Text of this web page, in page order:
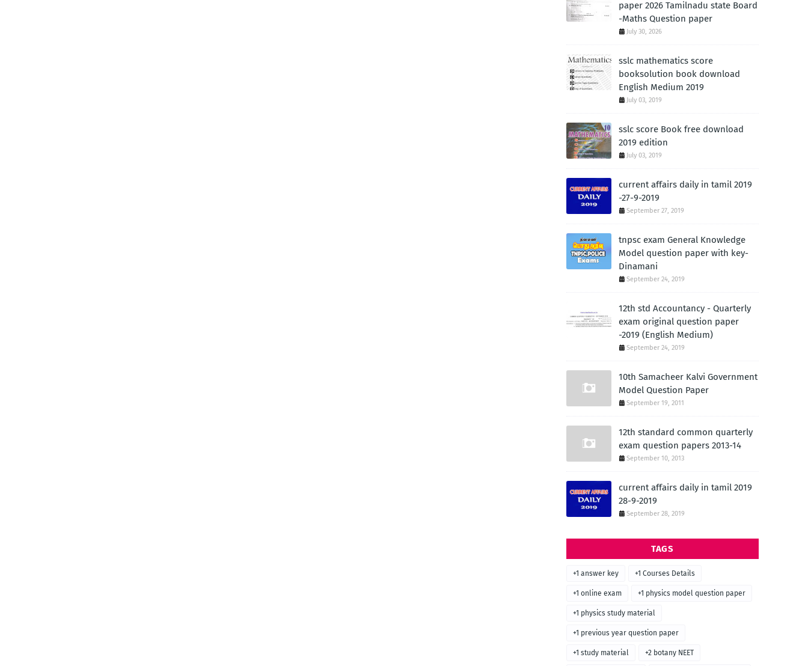
paper 2026 Tamilnadu state Board
-Maths Question paper
July 30, 2026
sslc mathematics score
booksolution book download
English Medium 2019
July 03, 2019
sslc score Book free download
2019 edition
July 03, 2019
current affairs daily in tamil 2019
-27-9-2019
September 27, 2019
tnpsc exam General Knowledge
Model question paper with key-
Dinamani
September 24, 2019
12th std Accountancy - Quarterly
exam original question paper
-2019 (English Medium)
September 24, 2019
10th Samacheer Kalvi Government
Model Question Paper
September 19, 2011
12th standard common quarterly
exam question papers 2013-14
September 10, 2013
current affairs daily in tamil 2019
28-9-2019
September 28, 2019
TAGS
+1 answer key +1 Courses Details
+1 online exam +1 physics model question paper
+1 physics study material
+1 previous year question paper
+1 study material +2 botany NEET